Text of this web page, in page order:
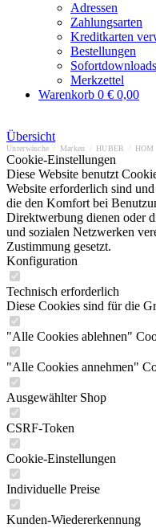
Adressen
Zahlungsarten
Kreditkarten
Bestellungen
Sofortdownloads
Merkzettel
Warenkorb 0 € 0,00
Übersicht
Unterwäsche Marken HUBER HOM
Cookie-Einstellungen
Diese Website benutzt
Website erforderlich sind
die den Komfort bei
Direktwerbung dienen oder
und sozialen Netzwerken
Zustimmung gesetzt.
Konfiguration
Technisch erforderlich
Diese Cookies sind für die
"Alle Cookies ablehnen"
"Alle Cookies annehmen"
Ausgewählter Shop
CSRF-Token
Cookie-Einstellungen
Individuelle Preise
Kunden-Wiedererkennung